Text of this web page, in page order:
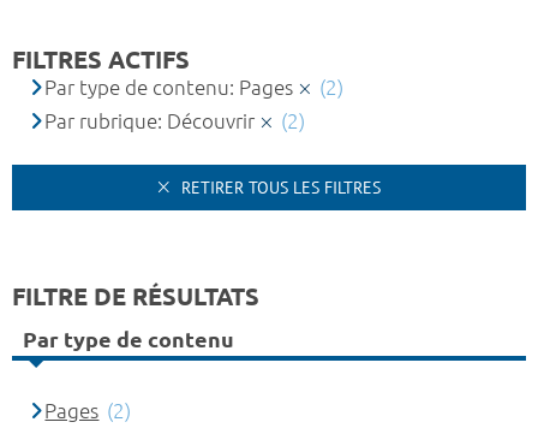
FILTRES ACTIFS
Par type de contenu: Pages
(2)
Par rubrique: Découvrir
(2)
RETIRER TOUS LES FILTRES
FILTRE DE RÉSULTATS
Par type de contenu
Pages (2)